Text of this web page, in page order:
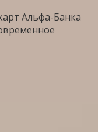
Альфа-Банка